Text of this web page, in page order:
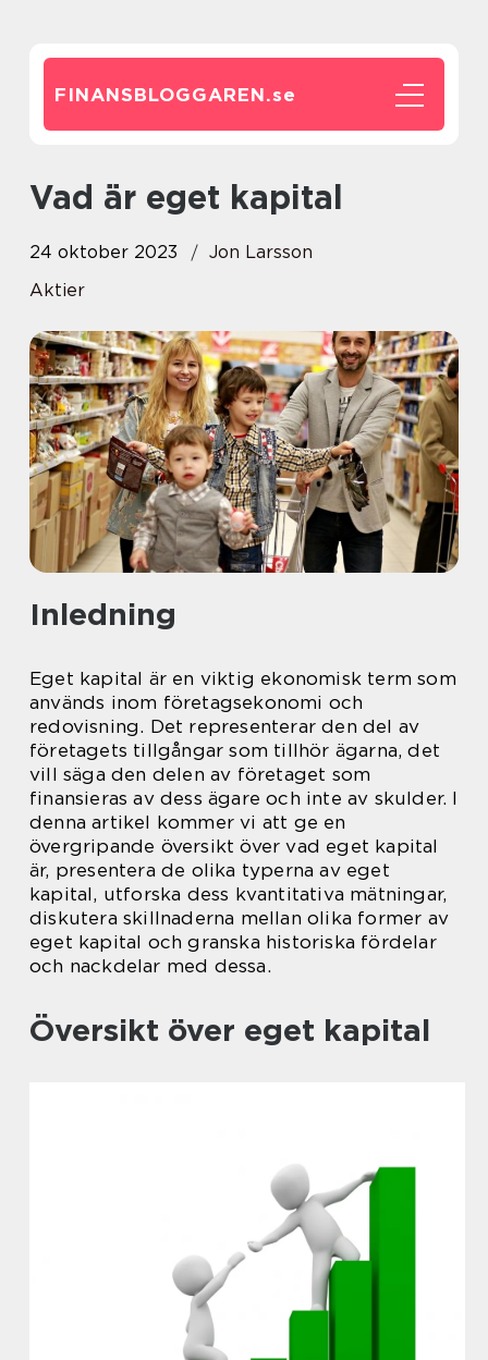
FINANSBLOGGAREN.se
Vad är eget kapital
24 oktober 2023
Jon Larsson
Aktier
Inledning
Eget kapital är en viktig ekonomisk term som
används inom företagsekonomi och
redovisning. Det representerar den del av
företagets tillgångar som tillhör ägarna, det
vill säga den delen av företaget som
finansieras av dess ägare och inte av skulder. I
denna artikel kommer vi att ge en
övergripande översikt över vad eget kapital
är, presentera de olika typerna av eget
kapital, utforska dess kvantitativa mätningar,
diskutera skillnaderna mellan olika former av
eget kapital och granska historiska fördelar
och nackdelar med dessa.
Översikt över eget kapital